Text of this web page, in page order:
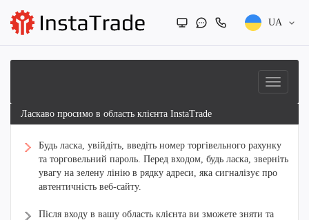
UA
Ласкаво просимо в область клієнта InstaTrade
Будь ласка, увійдіть, введіть номер торгівельного рахунку
та торговельний пароль. Перед входом, будь ласка, зверніть
увагу на зелену лінію в рядку адреси, яка сигналізує про
автентичність веб-сайту.
Після входу в вашу область клієнта ви зможете зняти та